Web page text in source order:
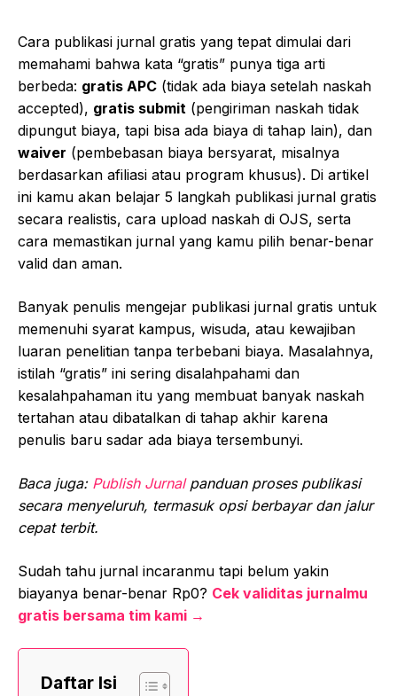
Cara publikasi jurnal gratis yang tepat dimulai dari
memahami bahwa kata “gratis” punya tiga arti
berbeda: gratis APC (tidak ada biaya setelah naskah
accepted), gratis submit (pengiriman naskah tidak
dipungut biaya, tapi bisa ada biaya di tahap lain), dan
waiver (pembebasan biaya bersyarat, misalnya
berdasarkan afiliasi atau program khusus). Di artikel
ini kamu akan belajar 5 langkah publikasi jurnal gratis
secara realistis, cara upload naskah di OJS, serta
cara memastikan jurnal yang kamu pilih benar-benar
valid dan aman.
Banyak penulis mengejar publikasi jurnal gratis untuk
memenuhi syarat kampus, wisuda, atau kewajiban
luaran penelitian tanpa terbebani biaya. Masalahnya,
istilah “gratis” ini sering disalahpahami dan
kesalahpahaman itu yang membuat banyak naskah
tertahan atau dibatalkan di tahap akhir karena
penulis baru sadar ada biaya tersembunyi.
Baca juga: Publish Jurnalpanduan proses publikasi
secara menyeluruh, termasuk opsi berbayar dan jalur
cepat terbit.
Sudah tahu jurnal incaranmu tapi belum yakin
biayanya benar-benar Rp0? Cek validitas jurnalmu
gratis bersama tim kami →
Daftar Isi